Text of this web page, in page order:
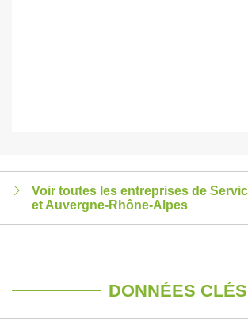
Voir toutes les entreprises de
et Auvergne-Rhône-Alpes
DONNÉES CLÉS